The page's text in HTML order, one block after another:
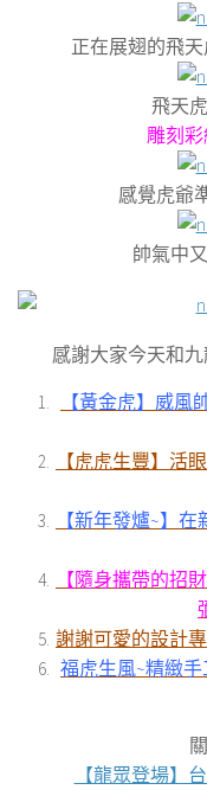
正在展翅的飛
飛天
雕刻
感覺虎爺
帥氣中
感謝大家今天和
【黃金虎】威
【虎虎生豐】活
【新年發爐~】
【隨身攜帶的招
謝謝可愛的設計
福虎生風~精緻
【龍眾登場】